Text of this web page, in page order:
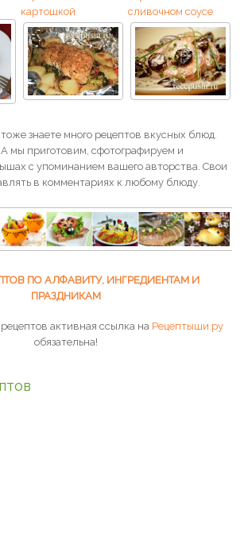
картошкой
сливочном соусе
знаете много рецептов вкусных блюд.
мы приготовим, сфотографируем и
с упоминанием вашего авторства. Свои
в комментариях к любому блюду.
ПО АЛФАВИТУ, ИНГРЕДИЕНТАМ И
ПРАЗДНИКАМ
активная ссылка на Рецептыши.ру
обязательна!